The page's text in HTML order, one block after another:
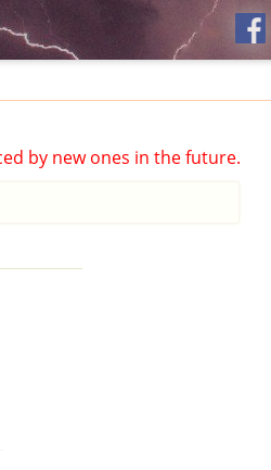
by new ones in the future.